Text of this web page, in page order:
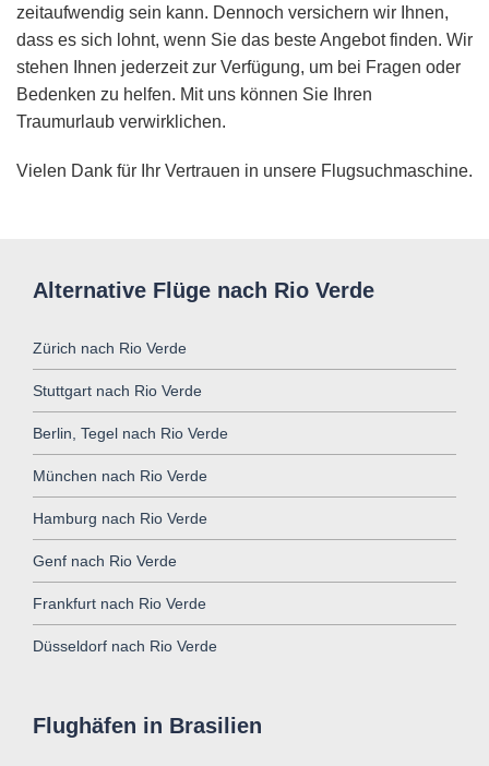
zeitaufwendig sein kann. Dennoch versichern wir Ihnen,
dass es sich lohnt, wenn Sie das beste Angebot finden. Wir
stehen Ihnen jederzeit zur Verfügung, um bei Fragen oder
Bedenken zu helfen. Mit uns können Sie Ihren
Traumurlaub verwirklichen.
Vielen Dank für Ihr Vertrauen in unsere Flugsuchmaschine.
Alternative Flüge nach Rio Verde
Zürich nach Rio Verde
Stuttgart nach Rio Verde
Berlin, Tegel nach Rio Verde
München nach Rio Verde
Hamburg nach Rio Verde
Genf nach Rio Verde
Frankfurt nach Rio Verde
Düsseldorf nach Rio Verde
Flughäfen in Brasilien